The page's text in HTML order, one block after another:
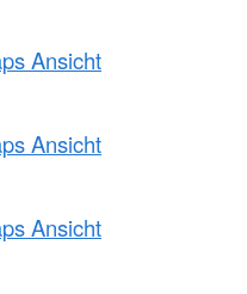
Ansicht
Ansicht
Ansicht